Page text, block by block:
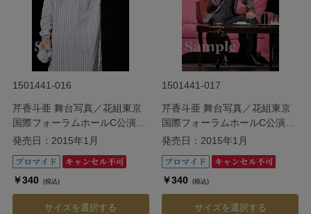
1501441-016
芹香斗亜 舞台写真／花組東京
国際フォーラムホールC公演
『Ernest in Love』
発売日：2015年1月
￥340 (税込)
サイズを選択する
1501441-017
芹香斗亜 舞台写真／花組東京
国際フォーラムホールC公演
『Ernest in Love』
発売日：2015年1月
￥340 (税込)
サイズを選択する